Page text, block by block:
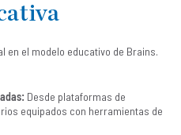
en el modelo educativo de Brains.
Desde plataformas de
equipados con herramientas de